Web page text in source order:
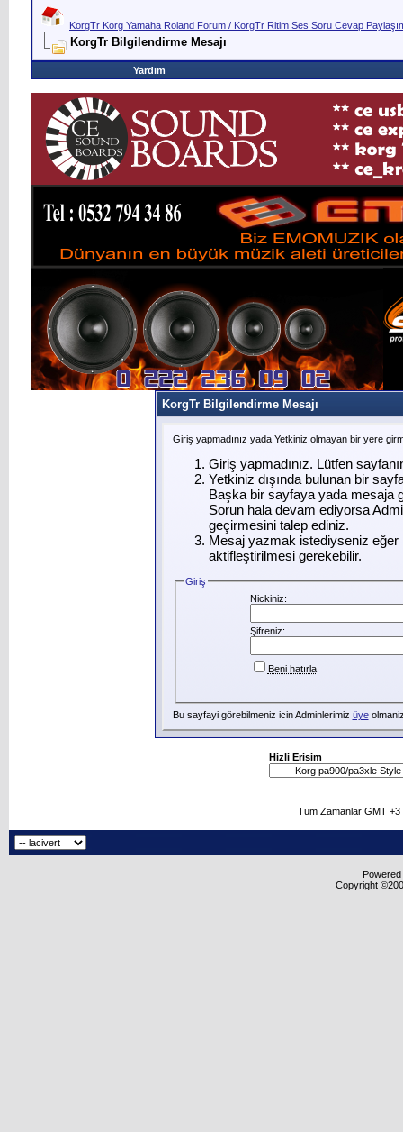
KorgTr Korg Yamaha Roland Forum / KorgTr Ritim Ses Soru Cevap
KorgTr Bilgilendirme Mesajı
Yardım
KorgTr Bilgilendirme Mesajı
Giriş yapmadınız yada Yetkiniz olmayan bir yere
Giriş yapmadınız. Lütfen
Yetkiniz dışında bulunan bir
Başka bir sayfaya yada mesaja
Sorun hala devam ediyorsa
geçirmesini talep ediniz.
Mesaj yazmak istediyseniz eğer
aktifleştirilmesi gerekebilir.
Giriş
Nickiniz:
Şifreniz:
Beni hatırla
Bu sayfayi görebilmeniz icin Adminlerimiz üye
Hizli Erisim
Tüm Zamanlar GMT
Copyright